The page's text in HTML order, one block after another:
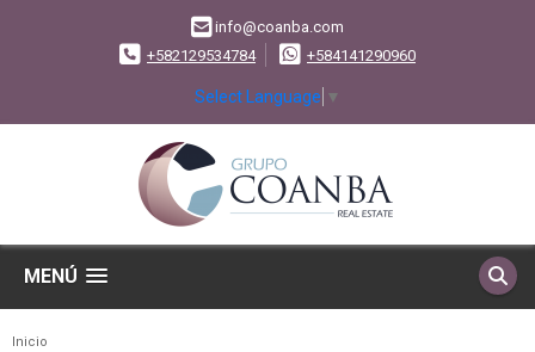
info@coanba.com
+582129534784
+584141290960
Select Language ▼
MENÚ
Inicio